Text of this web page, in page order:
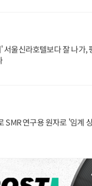
울신라호텔보다 잘 나가,
SMR 연구용 원자로 '임계